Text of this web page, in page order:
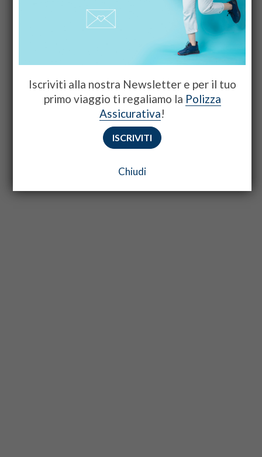
Iscriviti alla nostra Newsletter e per il tuo
primo viaggio ti regaliamo la Polizza
Assicurativa!
ISCRIVITI
Chiudi